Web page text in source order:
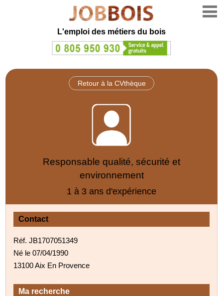
L'emploi des métiers du bois
Retour à la CVthèque
Responsable qualité, sécurité et
environnement
1 à 3 ans d'expérience
Contact
Réf. JB1707051349
Né le 07/04/1990
13100 Aix En Provence
Ma recherche